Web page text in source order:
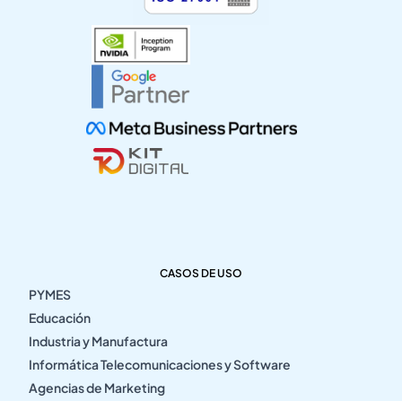
CASOS DE USO
PYMES
Educación
Industria y Manufactura
Informática Telecomunicaciones y Software
Agencias de Marketing